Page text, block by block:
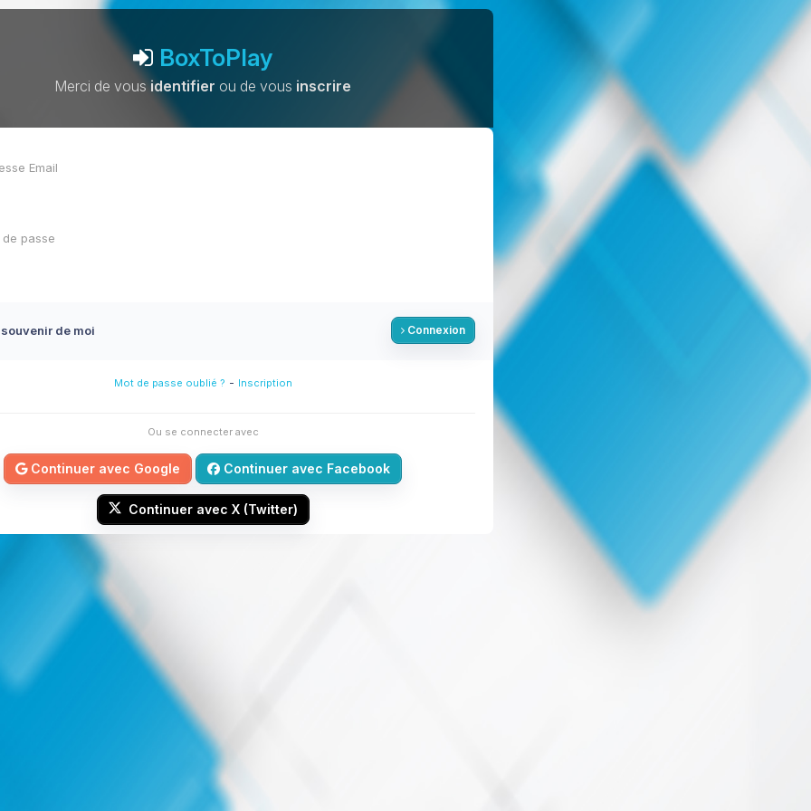
BoxToPlay
Merci de vousidentifier ou de vous inscrire
de moi Connexion
Mot de passe oublié ? - Inscription
Ou se connecter avec
Continuer avec Google Continuer avec Facebook
Continuer avec X (Twitter)